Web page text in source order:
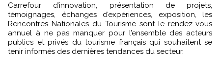
Carrefour d’innovation, présentation de projets,
témoignages, échanges d’expériences, exposition, les
Rencontres Nationales du Tourisme sont le rendez-vous
annuel à ne pas manquer pour l’ensemble des acteurs
publics et privés du tourisme français qui souhaitent se
tenir informés des dernières tendances du secteur.